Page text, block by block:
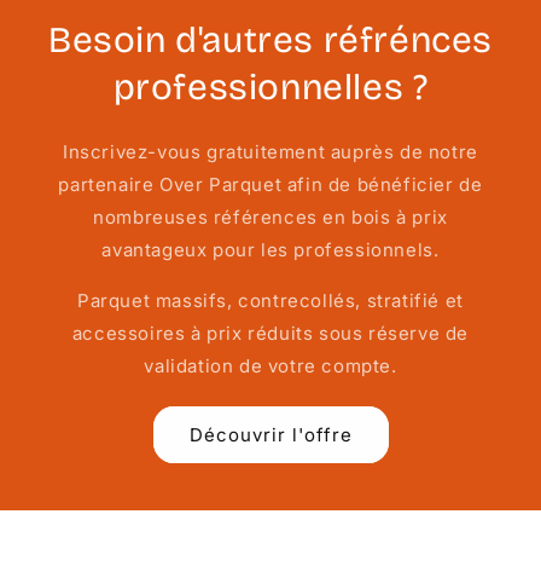
Besoin d'autres réfrénces
professionnelles ?
Inscrivez-vous gratuitement auprès de notre
partenaire Over Parquet afin de bénéficier de
nombreuses références en bois à prix
avantageux pour les professionnels.
Parquet massifs, contrecollés, stratifié et
accessoires à prix réduits sous réserve de
validation de votre compte.
Découvrir l'offre